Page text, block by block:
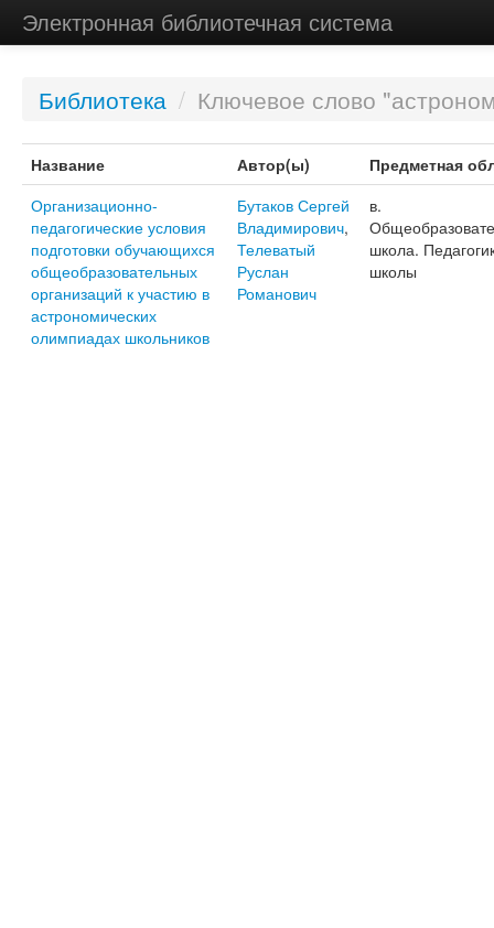
Электронная библиотечная система
Библиотека / Ключевое слово
Название Автор(ы)
Предметная
Организационно-
педагогические условия
подготовки обучающихся
общеобразовательных
организаций к участию в
астрономических
олимпиадах школьников
Бутаков Сергей
Владимирович,
Телеватый
Руслан
Романович
в.
школа.
школы